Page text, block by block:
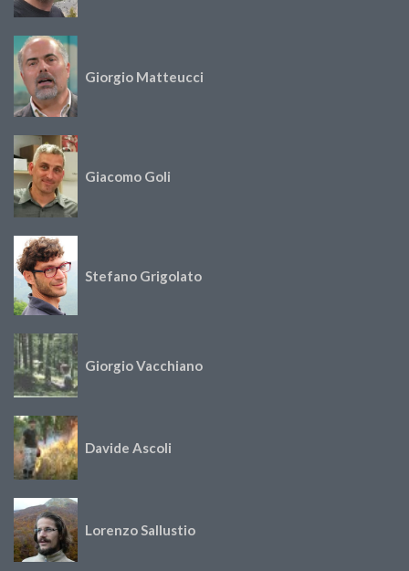
Giorgio Matteucci
Giacomo Goli
Stefano Grigolato
Giorgio Vacchiano
Davide Ascoli
Lorenzo Sallustio